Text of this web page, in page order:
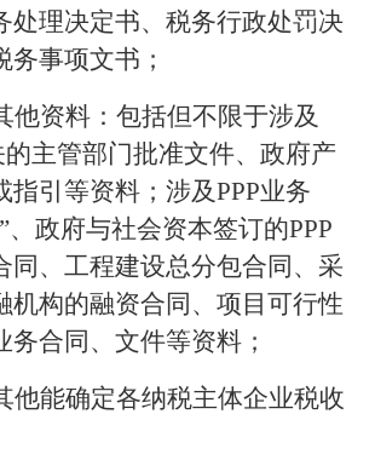
处理决定书、税务行政处罚决
务事项文书；
他资料：包括但不限于涉及
的主管部门批准文件、政府产
指引等资料；涉及PPP业务
、政府与社会资本签订的PPP
同、工程建设总分包合同、采
机构的融资合同、项目可行性
务合同、文件等资料；
他能确定各纳税主体企业税收